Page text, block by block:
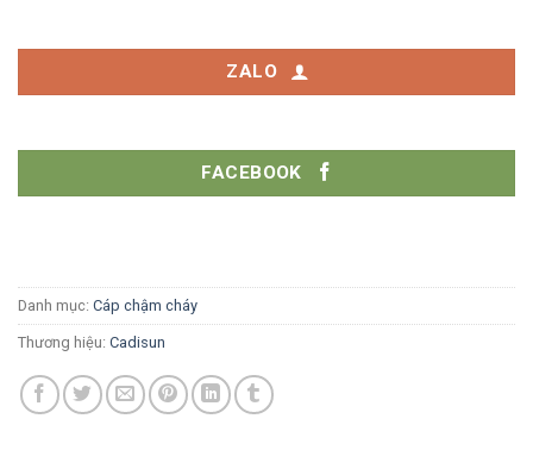
ZALO
FACEBOOK
Danh mục: Cáp chậm cháy
Thương hiệu: Cadisun